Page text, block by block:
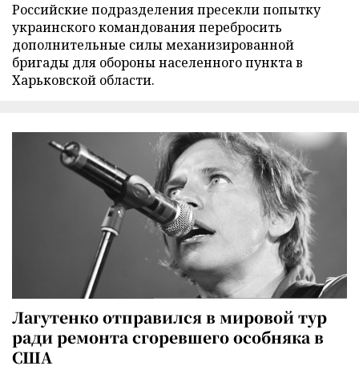
Российские подразделения пресекли попытку
украинского командования перебросить
дополнительные силы механизированной
бригады для обороны населенного пункта в
Харьковской области.
Лагутенко отправился в мировой тур
ради ремонта сгоревшего особняка в
США